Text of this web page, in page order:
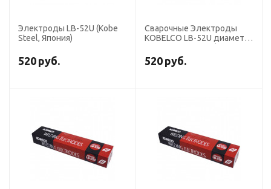
Электроды LB-52U (Kobe
Steel, Япония)
520 руб.
Сварочные Электроды
KOBELCO LB-52U диаметр
Э50А, пост+перем. ток,
основной)
520 руб.